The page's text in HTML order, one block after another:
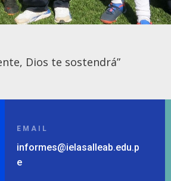
Dios te sostendrá”
EMAIL
informes@ielasalleab.edu.p
e